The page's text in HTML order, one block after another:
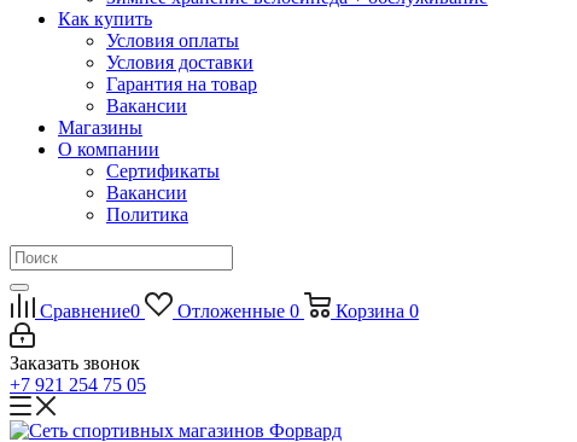
Как купить
Условия оплаты
Условия доставки
Гарантия на товар
Вакансии
Магазины
О компании
Сертификаты
Вакансии
Политика
Сравнение0 Отложенные 0 Корзина 0
Заказать звонок
+7 921 254 75 05